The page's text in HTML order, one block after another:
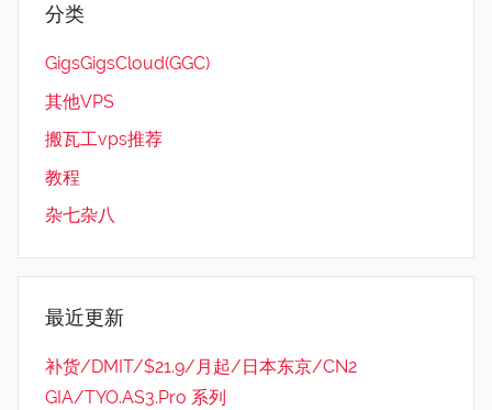
分类
GigsGigsCloud(GGC)
其他VPS
搬瓦工vps推荐
教程
杂七杂八
最近更新
补货/DMIT/$21.9/月起/日本东京/CN2
GIA/TYO.AS3.Pro 系列